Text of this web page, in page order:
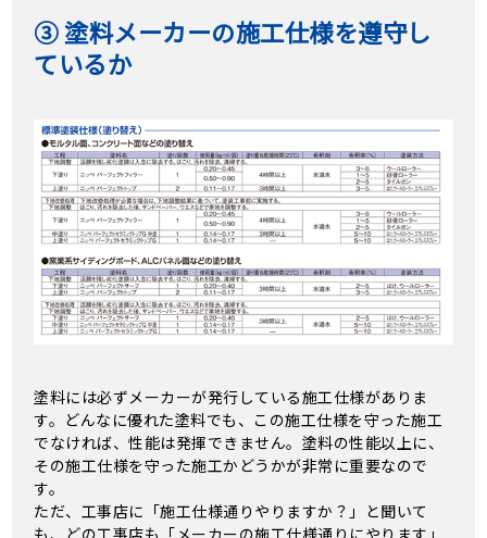
③ 塗料メーカーの施工仕様を遵守し
ているか
塗料には必ずメーカーが発行している施工仕様がありま
す。どんなに優れた塗料でも、この施工仕様を守った施工
でなければ、性能は発揮できません。塗料の性能以上に、
その施工仕様を守った施工かどうかが非常に重要なので
す。
ただ、工事店に「施工仕様通りやりますか？」と聞いて